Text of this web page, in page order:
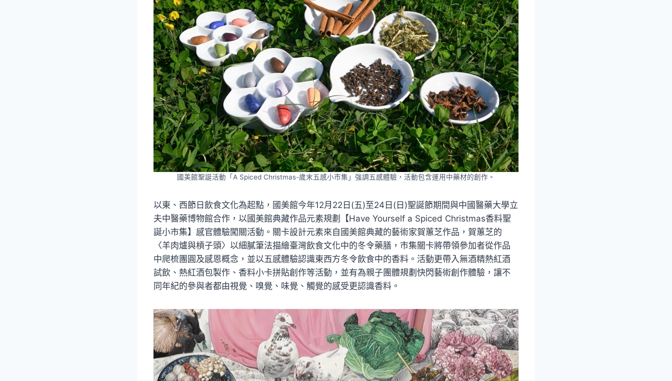
國美館聖誕活動「A Spiced Christmas-歲末五感小市集」強調五感體驗，活動包含運用中藥材的創作。
以東、西節日飲食文化為起點，國美館今年12月22日(五)至24日(日)聖誕節期間與中國醫藥大學立
夫中醫藥博物館合作，以國美館典藏作品元素規劃【Have Yourself a Spiced Christmas香料聖
誕小市集】感官體驗闖關活動。關卡設計元素來自國美館典藏的藝術家賀蕙芝作品，賀蕙芝的
〈羊肉爐與槓子頭〉以細膩筆法描繪臺灣飲食文化中的冬令藥膳，市集關卡將帶領參加者從作品
中爬梳團圓及感恩概念，並以五感體驗認識東西方冬令飲食中的香料。活動更帶入無酒精熱紅酒
試飲、熱紅酒包製作、香料小卡拼貼創作等活動，並有為親子團體規劃快閃藝術創作體驗，讓不
同年紀的參與者都由視覺、嗅覺、味覺、觸覺的感受更認識香料。